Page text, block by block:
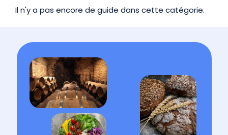
Il n'y a pas encore de guide dans cette catégorie.